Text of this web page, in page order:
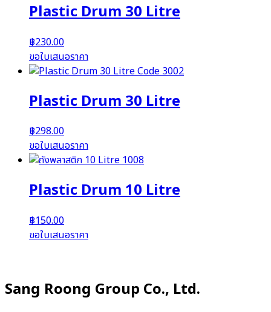
Plastic Drum 30 Litre
฿230.00
ขอใบเสนอราคา
Plastic Drum 30 Litre
฿298.00
ขอใบเสนอราคา
Plastic Drum 10 Litre
฿150.00
ขอใบเสนอราคา
Sang Roong Group Co., Ltd.